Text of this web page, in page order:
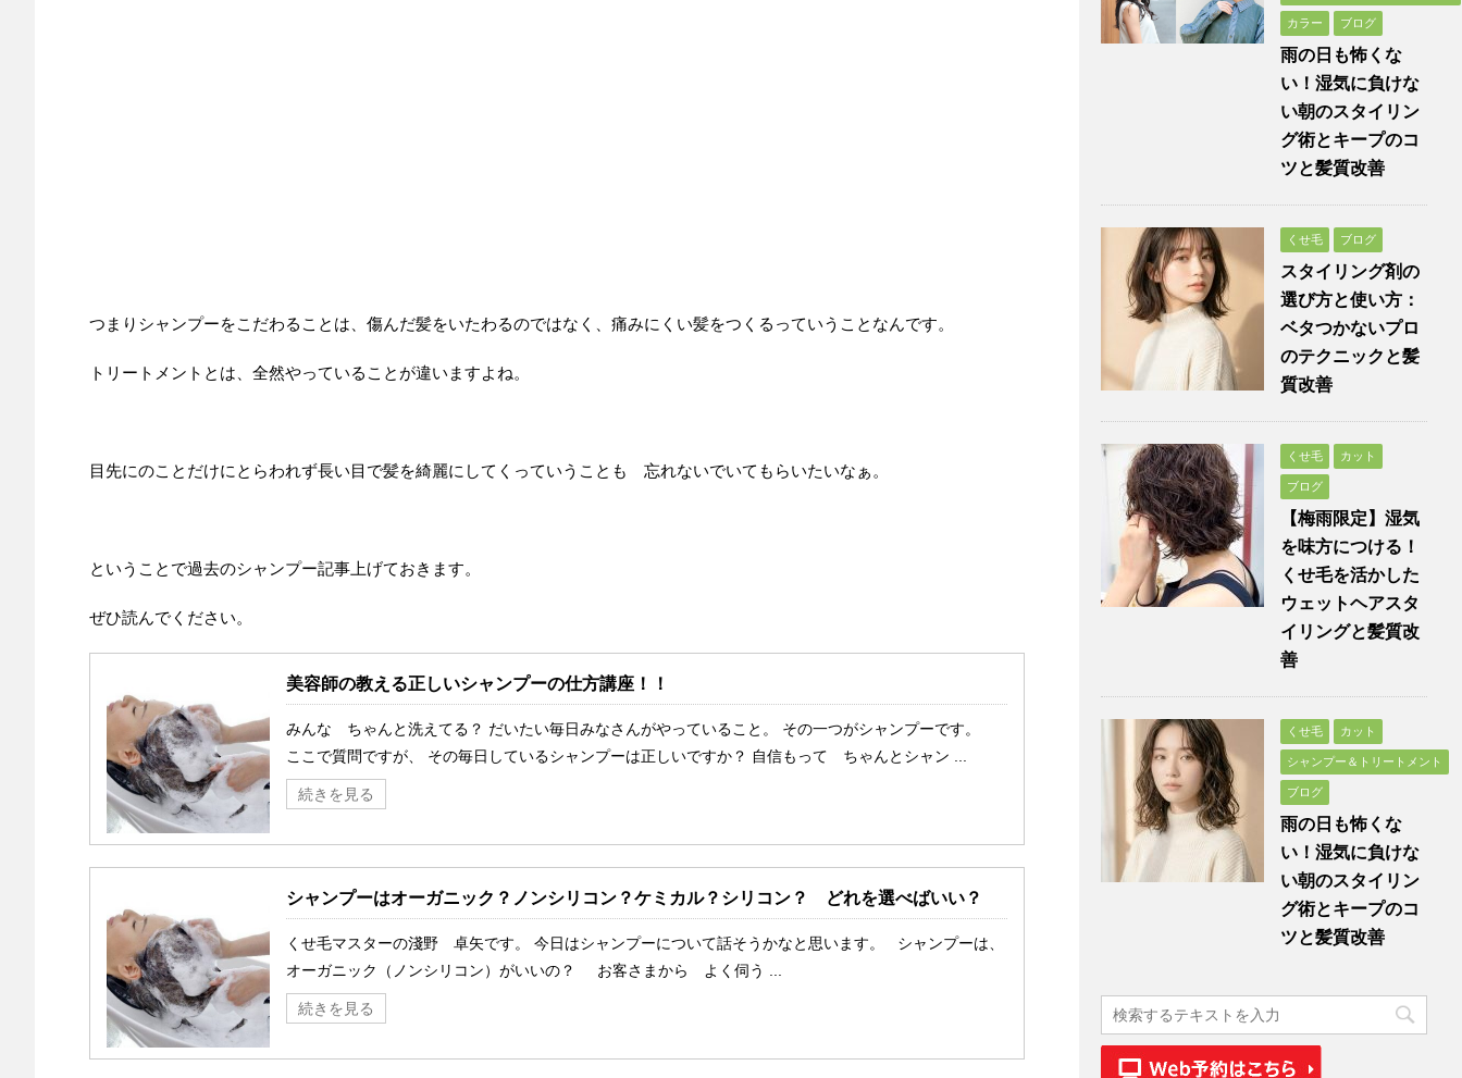
つまりシャンプーをこだわることは、傷んだ髪をいたわるのではなく、痛みにくい髪をつくるっていうことなんです。
トリートメントとは、全然やっていることが違いますよね。
目先にのことだけにとらわれず長い目で髪を綺麗にしてくっていうことも 忘れないでいてもらいたいなぁ。
ということで過去のシャンプー記事上げておきます。
ぜひ読んでください。
美容師の教える正しいシャンプーの仕方講座！！
みんな ちゃんと洗えてる？ だいたい毎日みなさんがやっていること。 その一つがシャンプーです。
ここで質問ですが、 その毎日しているシャンプーは正しいですか？ 自信もって ちゃんとシャン ...
続きを見る
シャンプーはオーガニック？ノンシリコン？ケミカル？シリコン？ どれを選べばいい？
くせ毛マスターの淺野 卓矢です。 今日はシャンプーについて話そうかなと思います。 シャンプーは、
オーガニック（ノンシリコン）がいいの？ お客さまから よく伺う ...
続きを見る
カラー ブログ
雨の日も怖くな
い！湿気に負けな
い朝のスタイリン
グ術とキープのコ
ツと髪質改善
くせ毛 ブログ
スタイリング剤の
選び方と使い方：
ベタつかないプロ
のテクニックと髪
質改善
くせ毛 カット
ブログ
【梅雨限定】湿気
を味方につける！
くせ毛を活かした
ウェットヘアスタ
イリングと髪質改
善
くせ毛 カット
シャンプー＆トリートメント
ブログ
雨の日も怖くな
い！湿気に負けな
い朝のスタイリン
グ術とキープのコ
ツと髪質改善